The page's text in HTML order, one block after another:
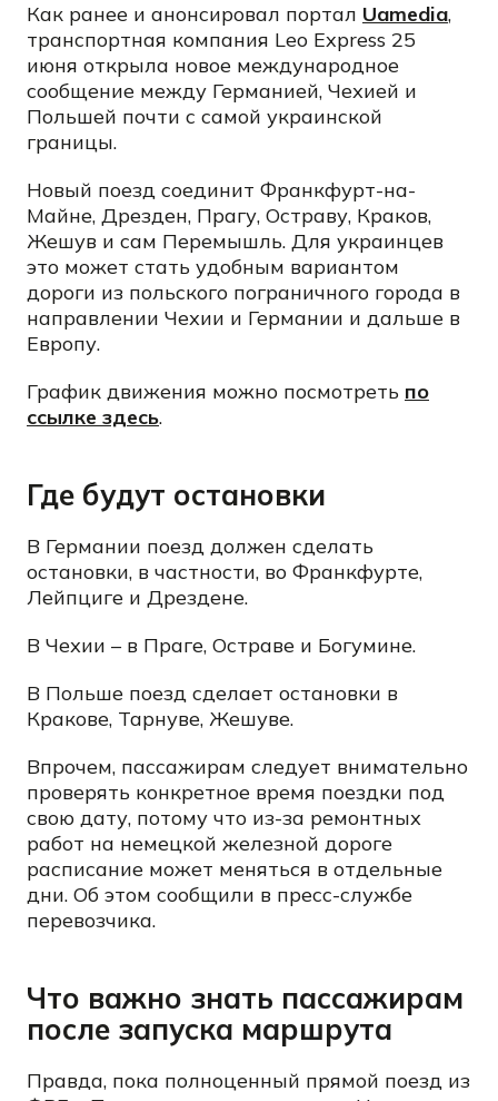
Как ранее и анонсировал портал Uamedia,
транспортная компания Leo Express 25
июня открыла новое международное
сообщение между Германией, Чехией и
Польшей почти с самой украинской
границы.
Новый поезд соединит Франкфурт-на-
Майне, Дрезден, Прагу, Остраву, Краков,
Жешув и сам Перемышль. Для украинцев
это может стать удобным вариантом
дороги из польского пограничного города в
направлении Чехии и Германии и дальше в
Европу.
График движения можно посмотреть по
ссылке здесь.
Где будут остановки
В Германии поезд должен сделать
остановки, в частности, во Франкфурте,
Лейпциге и Дрездене.
В Чехии – в Праге, Остраве и Богумине.
В Польше поезд сделает остановки в
Кракове, Тарнуве, Жешуве.
Впрочем, пассажирам следует внимательно
проверять конкретное время поездки под
свою дату, потому что из-за ремонтных
работ на немецкой железной дороге
расписание может меняться в отдельные
дни. Об этом сообщили в пресс-службе
перевозчика.
Что важно знать пассажирам
после запуска маршрута
Правда, пока полноценный прямой поезд из